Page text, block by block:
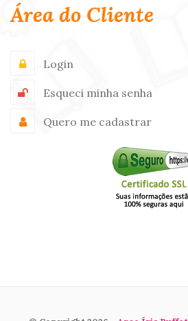
Área do Cliente
Login
Esqueci minha senha
Quero me cadastrar